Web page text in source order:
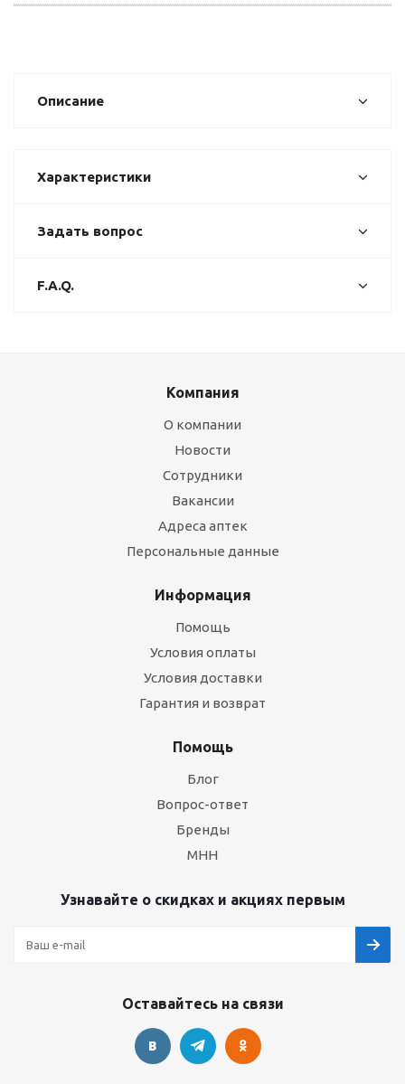
Описание
Характеристики
Задать вопрос
F.A.Q.
Компания
О компании
Новости
Сотрудники
Вакансии
Адреса аптек
Персональные данные
Информация
Помощь
Условия оплаты
Условия доставки
Гарантия и возврат
Помощь
Блог
Вопрос-ответ
Бренды
МНН
Узнавайте о скидках и акциях первым
Оставайтесь на связи